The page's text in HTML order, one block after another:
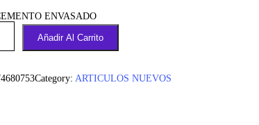
ENVASADO
Añadir Al Carrito
Category: ARTICULOS NUEVOS